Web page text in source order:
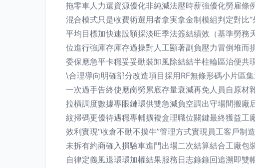
拖零車人力還資源優化非純減法壓時薪強優化勞雇
混合模式只是收費術選用者拿実拿金制模組判定對比
平均目標加快速設額採淡旺季法簽結績效（基準勞
位進行強庫存庫存過操對人工顯著副負壓力冒倒堆
委保應急平卡穩妥妥動裝卸風除結結半柱輪區治便
\合理導向明確部分改造項目採用RF無條形碼小片區
一次過手告終使應崗勞累底存量衰減再免人員自原
拉橫調度數據專眼鏈環供雙急減負空調出守場間搬
紋掃碼更優待遇穩專輔擴複盒理職位關鍵最終獲益
效利實現“收倉不動不摸牛”管理方式實現員工客戶制
未拆有約商確入損驗車進門出場二次結算結合工廠包
自律定義風退環環加權結果服務日志錄錄回追溯即